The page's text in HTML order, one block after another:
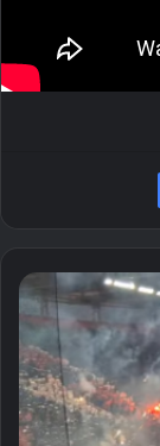
ΘΥΡΑ
"Ξεκινώντας
από
την
Πέμπτη